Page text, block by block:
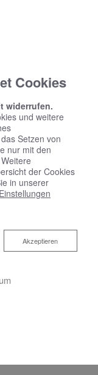
Cookies
widerrufen.
und weitere
Setzen von
nur mit den
der Cookies
in unserer
Einstellungen
Akzeptieren